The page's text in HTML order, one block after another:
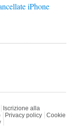
iPhone
Iscrizione alla
Privacy policy
Cookie